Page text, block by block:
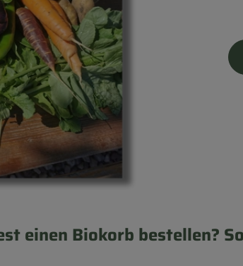
einen Biokorb bestellen?